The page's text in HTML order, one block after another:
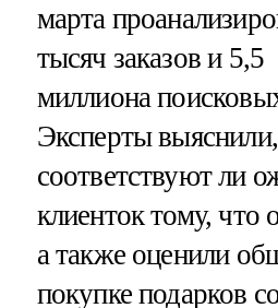
марта
тысяч заказов и 5,5
миллиона
Эксперты выяснили,
соответствуют ли
клиенток тому, что
а также оценили
покупке подарков